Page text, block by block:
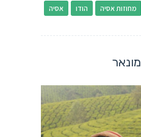
אסיה הודו מחוזות אסיה
מונאר